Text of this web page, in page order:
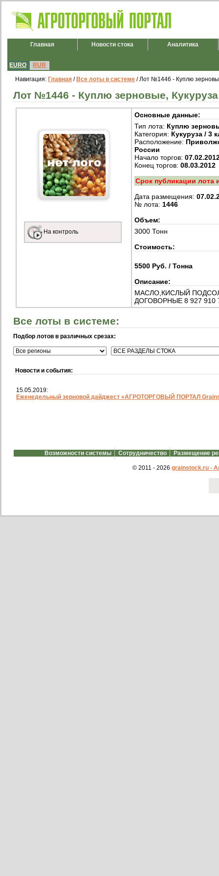
Главная Новости стока Аналитика
EURO RUR
Навигация: Главная / Все лоты в системе / Лот №1446 - Куплю
Лот №1446 - Куплю зерновые, Кукуруза
На контроль
Основные данные:
Тип лота: Куплю
Категория: Кукуруза / 3
Расположение:
России
Начало торгов:
Конец торгов: 08.03.2012
Срок публикации лота
Дата размещения:
№ лота: 1446
Объем:
3000 Тонн
Стоимость:
5500 Руб. / Тонна
Описание:
МАСЛО,КИСЛЫЙ
ДОГОВОРНЫЕ 8 927 910
Все лоты в системе:
Подбор лотов в различных срезах:
Новости и события:
15.05.2019:
Еженедельный зерновой дайджест «АГРОТОРГОВЫЙ ПОРТАЛ
Возможности системы Сотрудничество Размещение
© 2011 - 2026 grainstock.ru -